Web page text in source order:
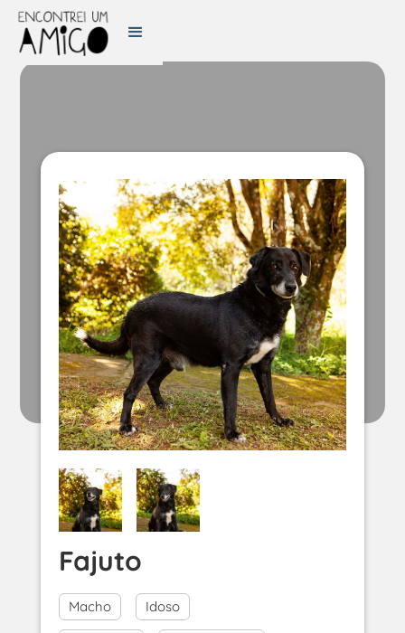
Fajuto
Macho Idoso